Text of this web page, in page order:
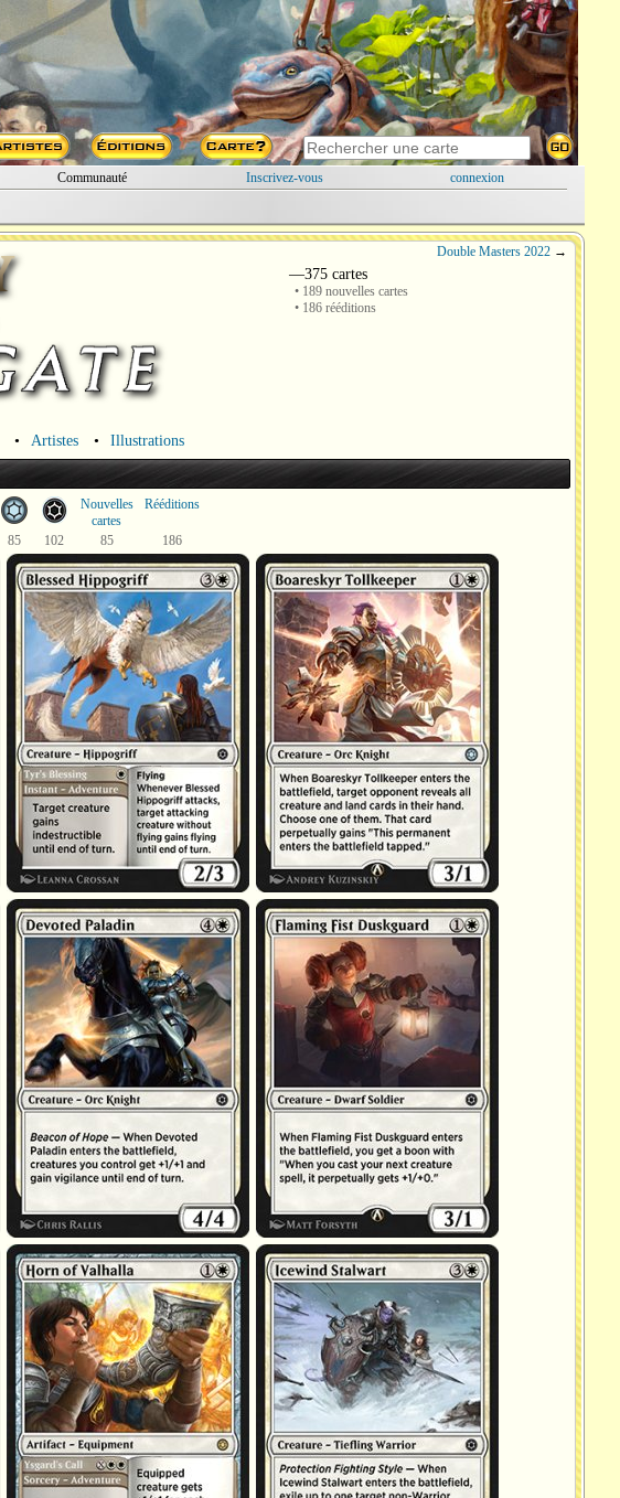
Communauté Inscrivez-vous
connexion
Double Masters 2022 →
—375 cartes
• 189 nouvelles cartes
• 186 rééditions
• Artistes • Illustrations
85 102
Nouvelles
cartes
85
Rééditions
186
Hippogriffe béni
Bénédiction de Tyr
Garde du pont de Boreskyr
Paladine dévouée Garde du crépuscule du Poing enflammé
Cor du Valhalla
Appel d'Ysgard
Vaillant du Valbise